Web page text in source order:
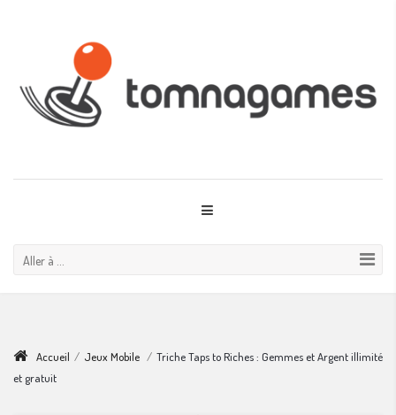
Aller à ...
Accueil / Jeux Mobile / Triche Taps to Riches : Gemmes et Argent illimité
et gratuit